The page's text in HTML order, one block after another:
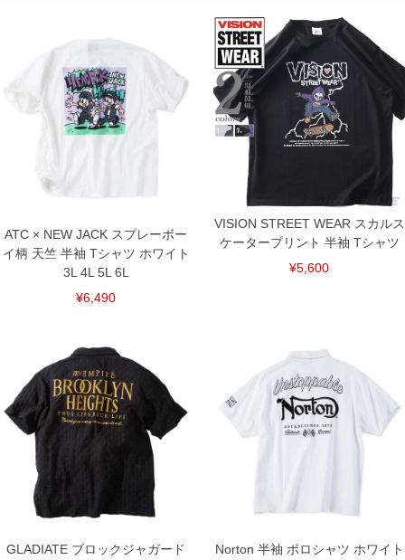
※【返品交換について】
返品交換希望の方は、商品到着後1週間以内にご連絡ください。
下着(肌着)やワイシャツは商品の性質上、返品交換不可とさせて頂いております。予め
ご了承くださいませ。
※【ボトムの裾上げをご希望の場合】
裾上げ料金は500円+税となります。
備考欄に股下●cmとご記入下さい。（裾上げ無料対象商品は1本につき税込6,000円以
出荷まで約1週間～20日間程お時間を頂く場合がございます。
尚、裾上げした商品は返品・交換不可となりますので、予めご了承下さい。
一部、お直しに対応出来ない商品がございます。(例：裾にファスナーや調節ひもが付
※商品によって若干のサイズの誤差がございます。また、お客様がご使用の環境（コ
ンピュータ画面）によって、商品の色味が若干異なる場合がございます。予めご了承
舗からのお取り寄せ等により、お客様にご迷惑をお掛けしてしまう場合がございま
DETAIL
ATC × NEW JACK スプレーボー
イ柄 天竺 半袖 Tシャツ ホワイト
3L 4L 5L 6L
¥6,490
VISION STREET WEAR スカルス
ケータープリント 半袖 Tシャツ
¥5,600
GLADIATE ブロックジャガード Norton 半袖 ポロシャツ ホワイト